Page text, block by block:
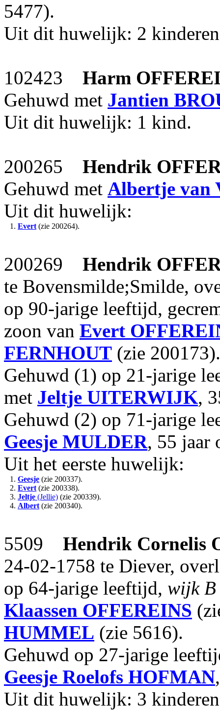
5477).
Uit dit huwelijk: 2
102423 Harm
Gehuwd met Jantien
Uit dit huwelijk: 1 kind.
200265 Hendrik
Gehuwd met Albertje van
Uit dit huwelijk:
1. Evert (zie 200264).
200269 Hendrik
te Bovensmilde;Smilde,
op 90-jarige leeftijd,
zoon van Evert
FERNHOUT (zie 200173).
Gehuwd (1) op 21-jarige
met Jeltje UITERWIJK,
Gehuwd (2) op 71-jarige
Geesje MULDER, 55 jaar
Uit het eerste huwelijk:
1. Geesje (zie 200337).
2. Evert (zie 200338).
3. Jeltje (Jellie) (zie 200339).
4. Albert (zie 200340).
5509 Hendrik Cornelis
24-02-1758 te Diever,
op 64-jarige leeftijd, wijk B
Klaassen OFFEREINS
HUMMEL (zie 5616).
Gehuwd op 27-jarige
Geesje Roelofs HOFMAN
Uit dit huwelijk: 3